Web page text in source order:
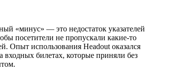
«минус» — это недостаток указателей
посетители не пропускали какие-то
Опыт использования Headout оказался
билетах, которые приняли без